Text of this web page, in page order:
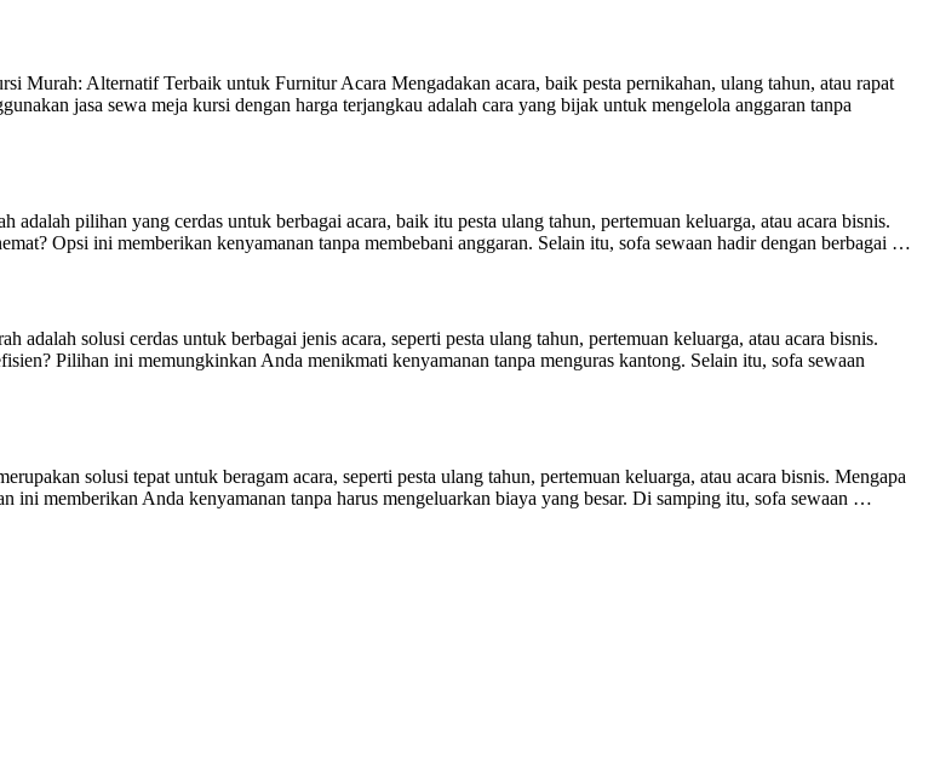
Murah: Alternatif Terbaik untuk Furnitur Acara Mengadakan acara, baik pesta pernikahan, ulang tahun, atau rapat
jasa sewa meja kursi dengan harga terjangkau adalah cara yang bijak untuk mengelola anggaran tanpa
pilihan yang cerdas untuk berbagai acara, baik itu pesta ulang tahun, pertemuan keluarga, atau acara bisnis.
Opsi ini memberikan kenyamanan tanpa membebani anggaran. Selain itu, sofa sewaan hadir dengan berbagai …
solusi cerdas untuk berbagai jenis acara, seperti pesta ulang tahun, pertemuan keluarga, atau acara bisnis.
Pilihan ini memungkinkan Anda menikmati kenyamanan tanpa menguras kantong. Selain itu, sofa sewaan
solusi tepat untuk beragam acara, seperti pesta ulang tahun, pertemuan keluarga, atau acara bisnis. Mengapa
ini memberikan Anda kenyamanan tanpa harus mengeluarkan biaya yang besar. Di samping itu, sofa sewaan …